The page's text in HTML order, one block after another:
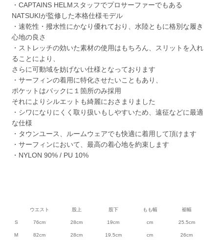
・CAPTAINS HELMスタッフでプロサーファーでもある
NATSUKIが監修した本格仕様モデル
・速乾性・撥水性にかなり優れており、水陸ともに格別な履き
心地の良さ
・ストレッチの効いた素材の使用はもちろん、スリットを入れ
ることにより、
さらに可動域を妨げない仕様となっております
・サーフィンの着用に特化させたいこともあり、
ポケットはバックに１箇所のみ採用
それによりシルエットも綺麗におさまりました
・シワになりにくく取り扱いもしやすいため、遠征などに最適
な仕様
・タウンユース、ルームウェアでも快適に着用して頂けます
・サーフィンにおいて、最高の着心地を約束します
・NYLON 90% / PU 10%
ウエスト 股上 股下 もも幅 裾幅
S 76cm 28cm 19cm cm 25.5cm
M 82cm 28cm 19.5cm cm 26cm